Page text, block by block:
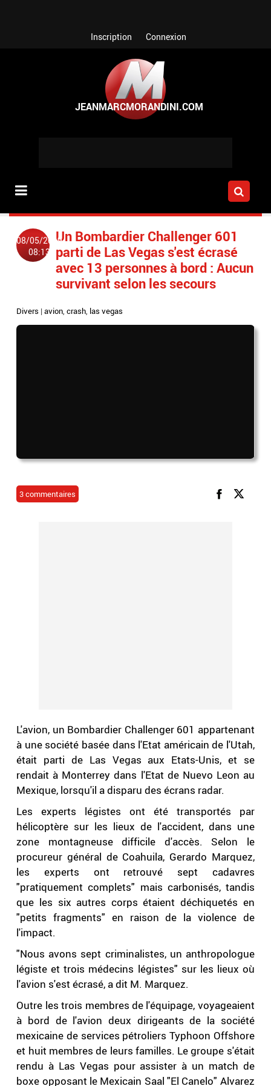
Inscription Connexion
08/05/2019
08:13
Un Bombardier Challenger 601
parti de Las Vegas s'est écrasé
avec 13 personnes à bord : Aucun
survivant selon les secours
Divers |avion,crash, las vegas
3 commentaires
L'avion, un Bombardier Challenger 601 appartenant
à une société basée dans l'Etat américain de l'Utah,
était parti de Las Vegas aux Etats-Unis, et se
rendait à Monterrey dans l'Etat de Nuevo Leon au
Mexique, lorsqu'il a disparu des écrans radar.
Les experts légistes ont été transportés par
hélicoptère sur les lieux de l'accident, dans une
zone montagneuse difficile d'accès. Selon le
procureur général de Coahuila, Gerardo Marquez,
les experts ont retrouvé sept cadavres
"pratiquement complets" mais carbonisés, tandis
que les six autres corps étaient déchiquetés en
"petits fragments" en raison de la violence de
l'impact.
"Nous avons sept criminalistes, un anthropologue
légiste et trois médecins légistes" sur les lieux où
l'avion s'est écrasé, a dit M. Marquez.
Outre les trois membres de l'équipage, voyageaient
à bord de l'avion deux dirigeants de la société
mexicaine de services pétroliers Typhoon Offshore
et huit membres de leurs familles. Le groupe s'était
rendu à Las Vegas pour assister à un match de
boxe opposant le Mexicain Saal "El Canelo" Alvarez